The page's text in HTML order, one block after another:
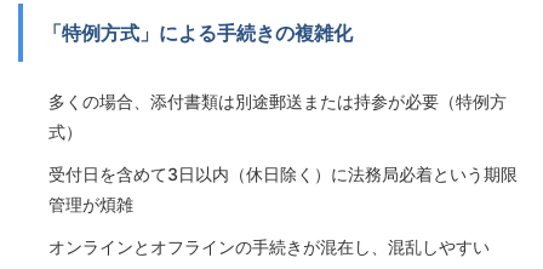
「特例方式」による手続きの複雑化
多くの場合、添付書類は別途郵送または持参が必要（特例方
式）
受付日を含めて3日以内（休日除く）に法務局必着という期限
管理が煩雑
オンラインとオフラインの手続きが混在し、混乱しやすい